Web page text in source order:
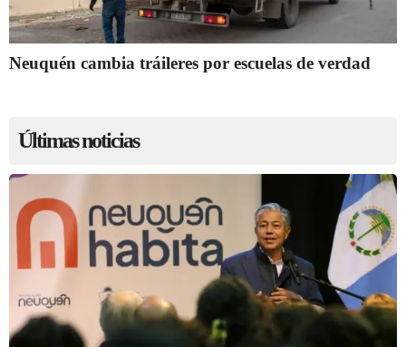
Neuquén cambia tráileres por escuelas de verdad
Últimas noticias